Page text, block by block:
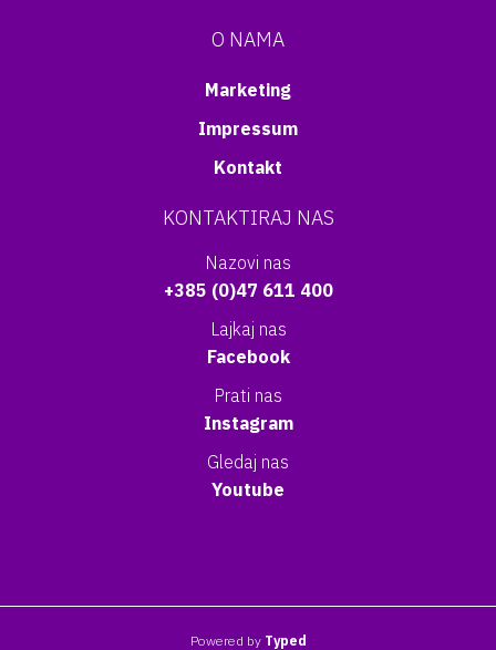
O NAMA
Marketing
Impressum
Kontakt
KONTAKTIRAJ NAS
Nazovi nas
+385 (0)47 611 400
Lajkaj nas
Facebook
Prati nas
Instagram
Gledaj nas
Youtube
Powered by Typed